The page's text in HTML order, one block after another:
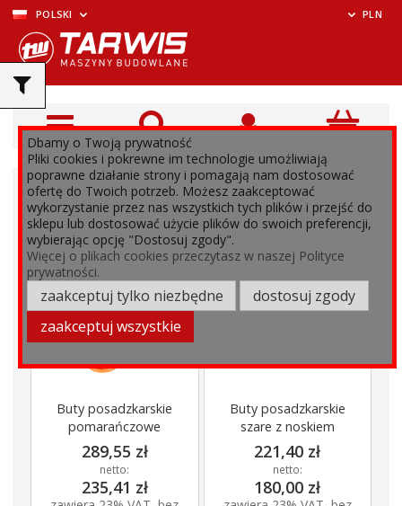
POLSKI PLN
Buty posadzkarskie
pomarańczowe
289,55 zł
netto:
235,41 zł
Buty posadzkarskie
szare z noskiem
221,40 zł
netto:
180,00 zł
Dbamy o Twoją prywatność
Pliki cookies i pokrewne im technologie umożliwiają
poprawne działanie strony i pomagają nam dostosować
ofertę do Twoich potrzeb. Możesz zaakceptować
wykorzystanie przez nas wszystkich tych plików i przejść do
sklepu lub dostosować użycie plików do swoich preferencji,
wybierając opcję "Dostosuj zgody".
Więcej o plikach cookies przeczytasz w naszej Polityce
prywatności.
zaakceptuj tylko niezbędne
dostosuj zgody
zaakceptuj wszystkie